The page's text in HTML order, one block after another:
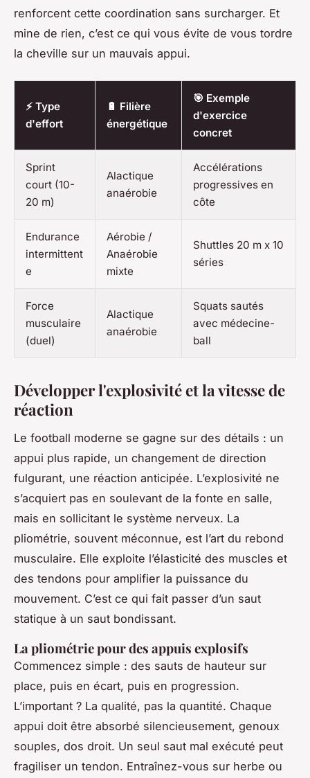
renforcent cette coordination sans surcharger. Et
mine de rien, c’est ce qui vous évite de vous tordre
la cheville sur un mauvais appui.
⚡ Type
d'effort
🔋 Filière
énergétique
🎯 Exemple
d'exercice
concret
Sprint
court (10-
20 m)
Alactique
anaérobie
Accélérations
progressives en
côte
Endurance
intermittent
e
Aérobie /
Anaérobie
mixte
Shuttles 20 m x 10
séries
Force
musculaire
(duel)
Alactique
anaérobie
Squats sautés
avec médecine-
ball
Développer l'explosivité et la vitesse de
réaction
Le football moderne se gagne sur des détails : un
appui plus rapide, un changement de direction
fulgurant, une réaction anticipée. L’explosivité ne
s’acquiert pas en soulevant de la fonte en salle,
mais en sollicitant le système nerveux. La
pliométrie, souvent méconnue, est l’art du rebond
musculaire. Elle exploite l’élasticité des muscles et
des tendons pour amplifier la puissance du
mouvement. C’est ce qui fait passer d’un saut
statique à un saut bondissant.
La pliométrie pour des appuis explosifs
Commencez simple : des sauts de hauteur sur
place, puis en écart, puis en progression.
L’important ? La qualité, pas la quantité. Chaque
appui doit être absorbé silencieusement, genoux
souples, dos droit. Un seul saut mal exécuté peut
fragiliser un tendon. Entraînez-vous sur herbe ou